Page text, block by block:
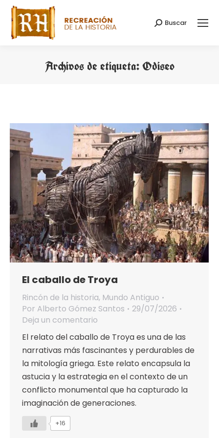
Buscar:
Buscar
Archivos de etiqueta:Odiseo
El caballo de Troya
Rincón de la historia, Mundo Antiguo
Por Alberto Gómez Santos
29/07/2026
Deja un comentario
El relato del caballo de Troya es una de las
narrativas más fascinantes y perdurables de
la mitología griega. Este relato encapsula la
astucia y la estrategia en el contexto de un
conflicto monumental que ha capturado la
imaginación de generaciones.
+16